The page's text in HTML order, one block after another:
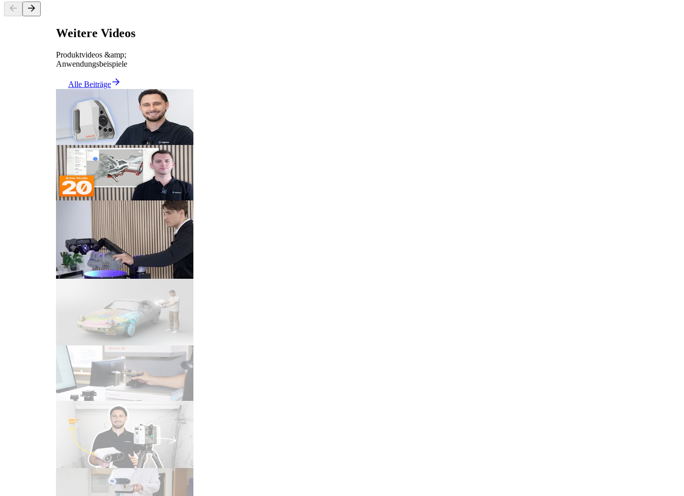
Weitere Videos
Produktvideos &amp;
Anwendungsbeispiele
Alle Beiträge
Video
Artec Spider 2 3D Scanner |
Erster Eindruck [Review]
Video
Artec Studio 20: Das sind die
neuen Funktionen
Der erste Eindruck vom ZEISS
ScanPort |
Automatisierungslösung für 3D
Scanner
3D Scan des Porsche 928 Art
Car der BANZAI Collection |
Digitaler Zwilling mit Artec Leo
Video
Artec Micro II – 3D Scan
Spritzgussbauteil
Video
Artec Ray 2 & Artec Leo | 3D
Laserscanner & Handscanner
kombinieren